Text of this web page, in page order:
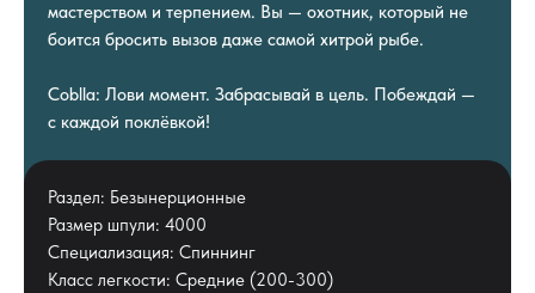
мастерством и терпением. Вы — охотник, который не
боится бросить вызов даже самой хитрой рыбе.
Coblla: Лови момент. Забрасывай в цель. Побеждай —
с каждой поклёвкой!
Раздел: Безынерционные
Размер шпули: 4000
Специализация: Спиннинг
Класс легкости: Средние (200-300)